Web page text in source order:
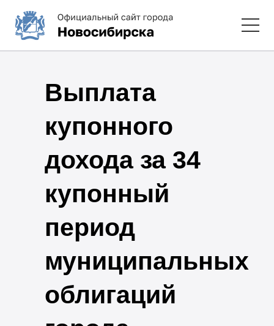
Выплата
купонного
дохода за 34
купонный
период
муниципальных
облигаций